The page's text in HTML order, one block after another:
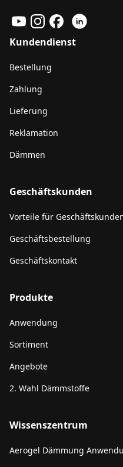
Kundendienst
Bestellung
Zahlung
Lieferung
Reklamation
Dämmen
Geschäftskunden
Vorteile für
Geschäftsbestellung
Geschäftskontakt
Produkte
Anwendung
Sortiment
Angebote
2. Wahl Dämmstoffe
Wissenszentrum
Aerogel Dämmung